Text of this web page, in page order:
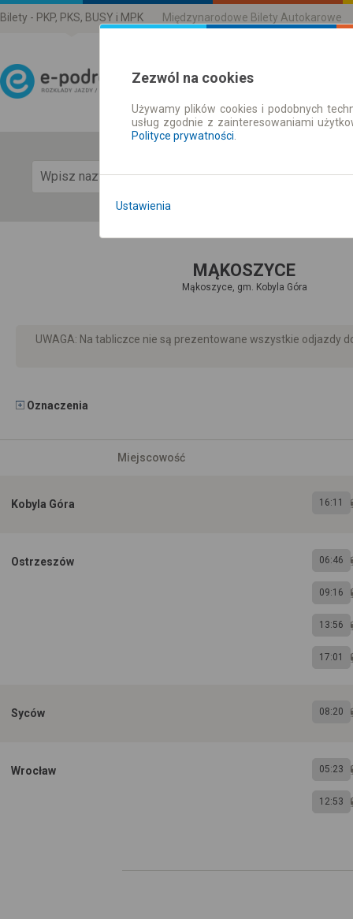
Bilety - PKP, PKS, BUSY i MPK Międzynarodowe Bilety Autokarowe
Rozkład Jazdy | Bilety
MĄKOSZYCE
Mąkoszyce, gm. Kobyla Góra
UWAGA: Na tabliczce nie są prezentowane wszystkie odjazdy
Oznaczenia
Miejscowość
Kobyla Góra 16:11
Ostrzeszów 06:46
09:16
13:56
17:01
Syców 08:20
Wrocław 05:23
12:53
Zezwól na cookies
Używamy plików cookies i podobnych
usług zgodnie z zainteresowaniami
Polityce prywatności
Ustawienia